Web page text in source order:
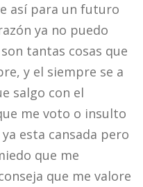
así para un futuro
ya no puedo
tantas cosas que
y el siempre se a
salgo con el
me voto o insulto
esta cansada pero
que me
que me valore